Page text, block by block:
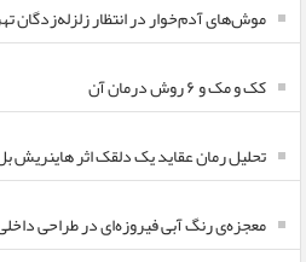
موش‌های آدم‌خوار در انتظار زلزله‌زدگان
کک و مک و ۶ روش درمان آن
تحلیل رمان عقاید یک دلقک اثر هاینریش
معجزه‌ی رنگ آبی فیروزه‌ای در طراحی